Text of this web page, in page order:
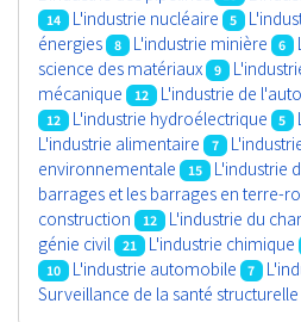
14 L'industrie nucléaire 5
énergies
8 L'industrie minière 6
science des matériaux
9
mécanique
12 L'industrie de
12 L'industrie hydroélectrique 5
L'industrie alimentaire 7
environnementale
15 L'industrie
barrages et les barrages en terre-
construction
12 L'industrie du
génie civil
21 L'industrie chimique
10 L'industrie automobile 7
Surveillance de la santé structurelle